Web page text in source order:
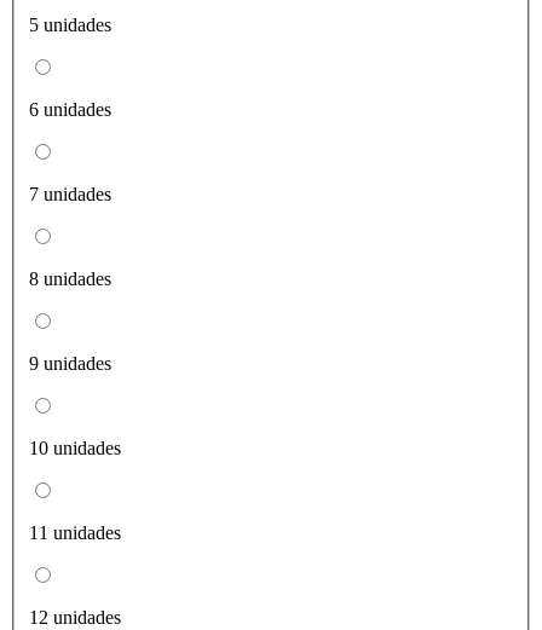
5 unidades
6 unidades
7 unidades
8 unidades
9 unidades
10 unidades
11 unidades
12 unidades